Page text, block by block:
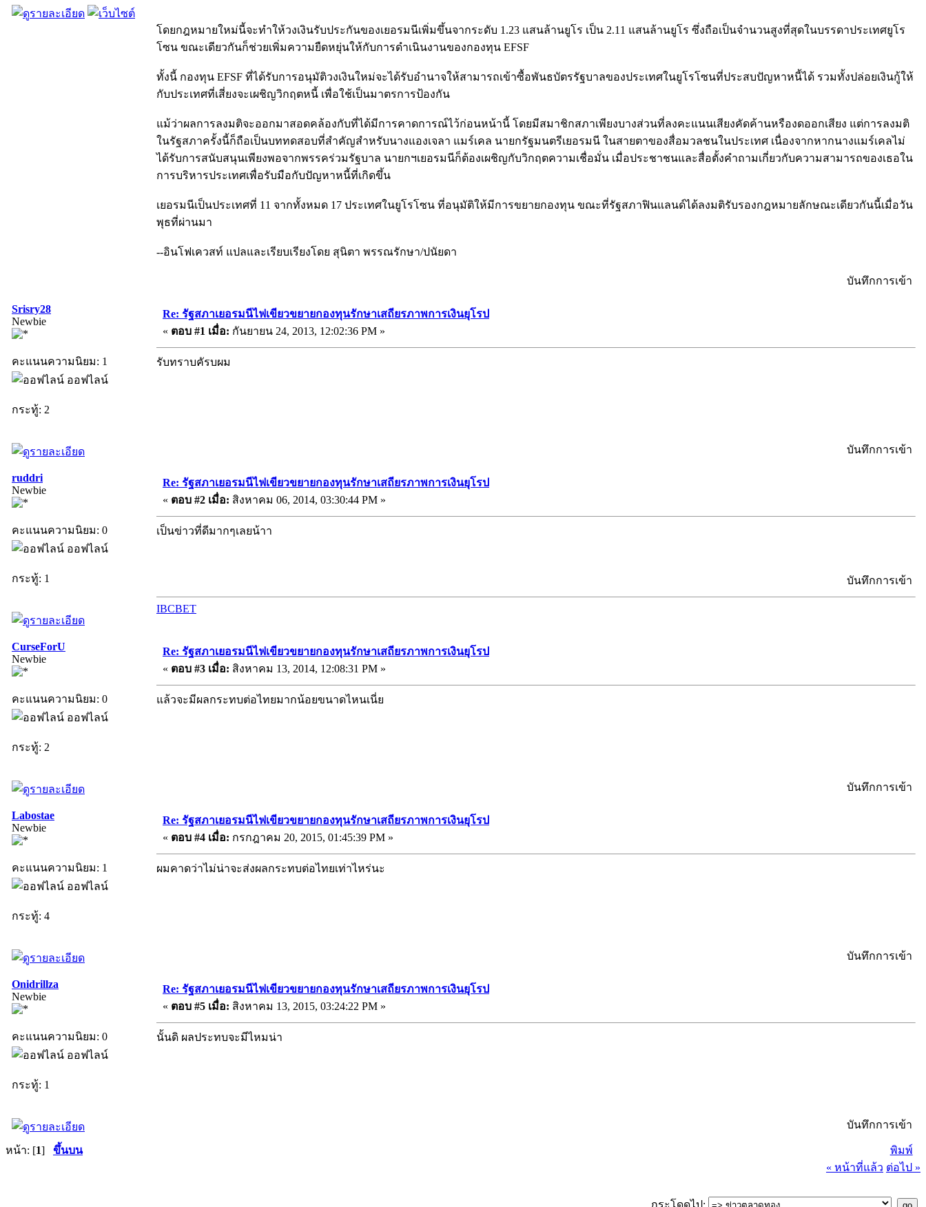
โดยกฎหมายใหม่นี้จะทำให้วงเงินรับประกันของเยอรมนีเพิ่มขึ้นจากระดับ 1.23 แสนล้านยูโร เป็น 2.11 แสนล้านยูโร ซึ่งถือเป็นจำนวนสูงที่สุดในบรรดาประเทศยูโร
โซน ขณะเดียวกันก็ช่วยเพิ่มความยืดหยุ่นให้กับการดำเนินงานของกองทุน EFSF
ทั้งนี้ กองทุน EFSF ที่ได้รับการอนุมัติวงเงินใหม่จะได้รับอำนาจให้สามารถเข้าซื้อพันธบัตรรัฐบาลของประเทศในยูโรโซนที่ประสบปัญหาหนี้ได้ รวมทั้งปล่อยเงินกู้ให้
กับประเทศที่เสี่ยงจะเผชิญวิกฤตหนี้ เพื่อใช้เป็นมาตรการป้องกัน
แม้ว่าผลการลงมติจะออกมาสอดคล้องกับที่ได้มีการคาดการณ์ไว้ก่อนหน้านี้ โดยมีสมาชิกสภาเพียงบางส่วนที่ลงคะแนนเสียงคัดค้านหรืองดออกเสียง แต่การลงมติ
ในรัฐสภาครั้งนี้ก็ถือเป็นบททดสอบที่สำคัญสำหรับนางแองเจลา แมร์เคล นายกรัฐมนตรีเยอรมนี ในสายตาของสื่อมวลชนในประเทศ เนื่องจากหากนางแมร์เคลไม่
ได้รับการสนับสนุนเพียงพอจากพรรคร่วมรัฐบาล นายกฯเยอรมนีก็ต้องเผชิญกับวิกฤตความเชื่อมั่น เมื่อประชาชนและสื่อตั้งคำถามเกี่ยวกับความสามารถของเธอใน
การบริหารประเทศเพื่อรับมือกับปัญหาหนี้ที่เกิดขึ้น
เยอรมนีเป็นประเทศที่ 11 จากทั้งหมด 17 ประเทศในยูโรโซน ที่อนุมัติให้มีการขยายกองทุน ขณะที่รัฐสภาฟินแลนด์ได้ลงมติรับรองกฎหมายลักษณะเดียวกันนี้เมื่อวัน
พุธที่ผ่านมา
--อินโฟเควสท์ แปลและเรียบเรียงโดย สุนิตา พรรณรักษา/ปนัยดา
บันทึกการเข้า
Srisry28
Newbie
คะแนนความนิยม: 1
ออฟไลน์
กระทู้: 2
Re: รัฐสภาเยอรมนีไฟเขียวขยายกองทุนรักษาเสถียรภาพการเงินยุโรป
« ตอบ #1 เมื่อ: กันยายน 24, 2013, 12:02:36 PM »
รับทราบคัรบผม
บันทึกการเข้า
ruddri
Newbie
คะแนนความนิยม: 0
ออฟไลน์
กระทู้: 1
Re: รัฐสภาเยอรมนีไฟเขียวขยายกองทุนรักษาเสถียรภาพการเงินยุโรป
« ตอบ #2 เมื่อ: สิงหาคม 06, 2014, 03:30:44 PM »
เป็นข่าวที่ดีมากๆเลยน้าา
บันทึกการเข้า
IBCBET
CurseForU
Newbie
คะแนนความนิยม: 0
ออฟไลน์
กระทู้: 2
Re: รัฐสภาเยอรมนีไฟเขียวขยายกองทุนรักษาเสถียรภาพการเงินยุโรป
« ตอบ #3 เมื่อ: สิงหาคม 13, 2014, 12:08:31 PM »
แล้วจะมีผลกระทบต่อไทยมากน้อยขนาดไหนเนี่ย
บันทึกการเข้า
Labostae
Newbie
คะแนนความนิยม: 1
ออฟไลน์
กระทู้: 4
Re: รัฐสภาเยอรมนีไฟเขียวขยายกองทุนรักษาเสถียรภาพการเงินยุโรป
« ตอบ #4 เมื่อ: กรกฎาคม 20, 2015, 01:45:39 PM »
ผมคาดว่าไม่น่าจะส่งผลกระทบต่อไทยเท่าไหร่นะ
บันทึกการเข้า
Onidrillza
Newbie
คะแนนความนิยม: 0
ออฟไลน์
กระทู้: 1
Re: รัฐสภาเยอรมนีไฟเขียวขยายกองทุนรักษาเสถียรภาพการเงินยุโรป
« ตอบ #5 เมื่อ: สิงหาคม 13, 2015, 03:24:22 PM »
นั้นดิ ผลประทบจะมีไหมน่า
บันทึกการเข้า
หน้า: [1] ขึ้นบน
พิมพ์
« หน้าที่แล้ว ต่อไป »